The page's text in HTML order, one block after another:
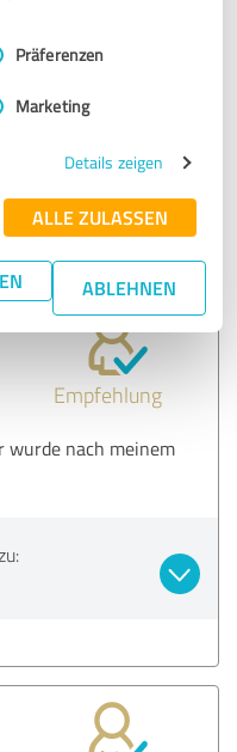
Präferenzen
Marketing
Details zeigen
ALLE ZULASSEN
ABLEHNEN
positiv war. Vielen
Empfehlung
wurde nach meinem